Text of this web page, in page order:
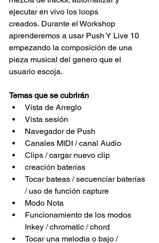
ejecutar en vivo los loops
creados. Durante el Workshop
aprenderemos a usar Push Y Live 10
empezando la composición de una
pieza musical del genero que el
usuario escoja.
Temas que se cubrirán
Vista de Arreglo
Vista sesión
Navegador de Push
Canales MIDI / canal Audio
Clips / cargar nuevo clip
creación baterías
Tocar bateas / secuenciar baterías
/ uso de función capture
Modo Nota
Funcionamiento de los modos
Inkey / chromatic / chord
Tocar una melodía o bajo /